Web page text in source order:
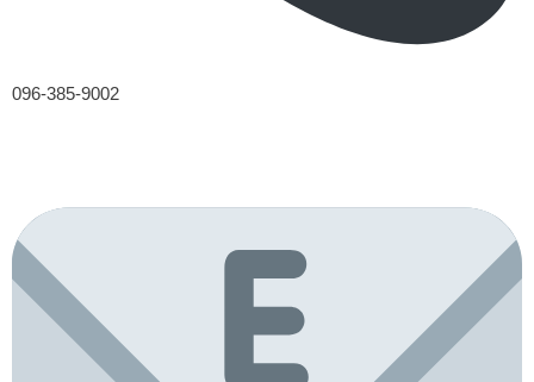
096-385-9002